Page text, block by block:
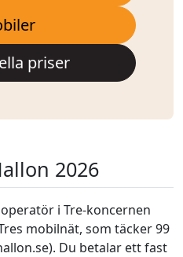
priser
2026
i Tre-koncernen
mobilnät, som täcker 99
Du betalar ett fast